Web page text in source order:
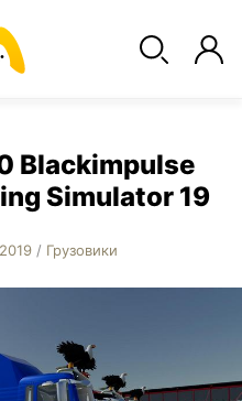
Blackimpulse
Simulator 19
/ Грузовики